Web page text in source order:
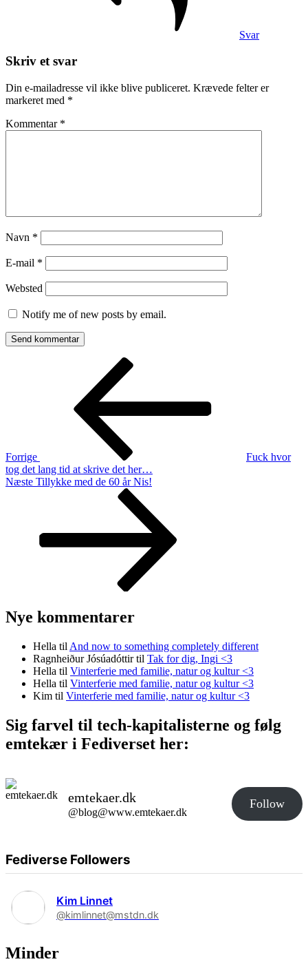
Svar
Skriv et svar
Din e-mailadresse vil ikke blive publiceret. Krævede felter er
markeret med *
Kommentar *
Navn *
E-mail *
Websted
Notify me of new posts by email.
Indlægsnavigation
Forrige
Fuck hvor
tog det lang tid at skrive det her…
Næste
Næste Tillykke med de 60 år Nis!
Nye kommentarer
Hella til And now to something completely different
Ragnheiður Jósúadóttirtil Tak for dig, Ingi <3
Hella til Vinterferie med familie, natur og kultur <3
Hella til Vinterferie med familie, natur og kultur <3
Kim til Vinterferie med familie, natur og kultur <3
Sig farvel til tech-kapitalisterne og følg
emtekær i Fediverset her:
emtekaer.dk
@blog@www.emtekaer.dk
Follow
Fediverse Followers
Kim Linnet
@kimlinnet@mstdn.dk
Minder